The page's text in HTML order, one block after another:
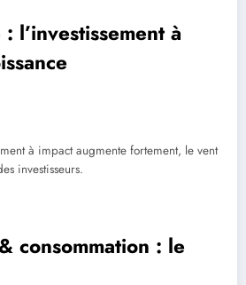
l’investissement à
à impact augmente fortement, le vent
investisseurs.
consommation : le